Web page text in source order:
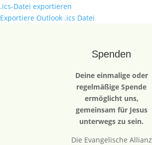
.ics-Datei exportieren
Exportiere Outlook .ics Datei
Spenden
Deine einmalige oder
regelmäßige Spende
ermöglicht uns,
gemeinsam für Jesus
unterwegs zu sein.
Die Evangelische Allianz